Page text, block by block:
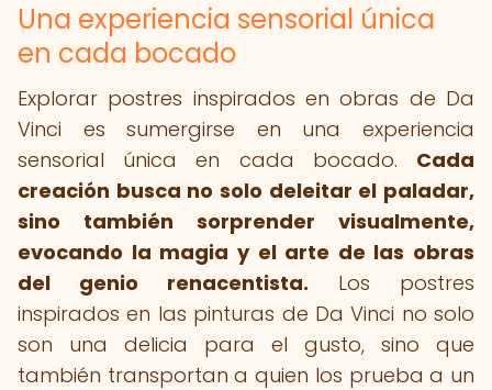
Una experiencia sensorial única
en cada bocado
Explorar postres inspirados en obras de Da
Vinci es sumergirse en una experiencia
sensorial única en cada bocado. Cada
creación busca no solo deleitar el paladar,
sino también sorprender visualmente,
evocando la magia y el arte de las obras
del genio renacentista. Los postres
inspirados en las pinturas de Da Vinci no solo
son una delicia para el gusto, sino que
también transportan a quien los prueba a un